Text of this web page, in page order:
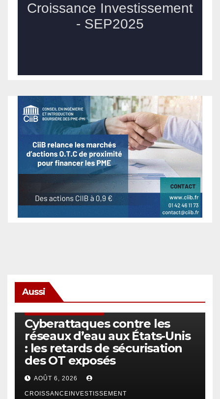
Aussi
Cyberattaques contre les
réseaux d’eau aux États-Unis
: les retards de sécurisation
des OT exposés
AOÛT 6, 2026
CROISSANCEINVESTISSEMENT